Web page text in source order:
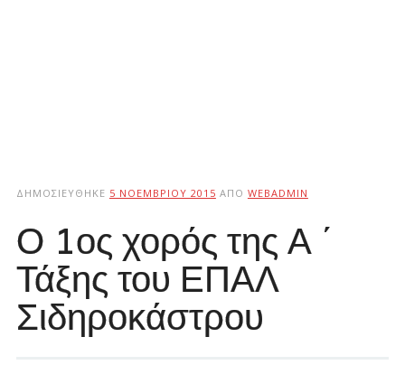
ΔΗΜΟΣΙΕΎΘΗΚΕ 5 ΝΟΕΜΒΡΊΟΥ 2015 ΑΠΌ WEBADMIN
Ο 1ος χορός της Α ΄
Τάξης του ΕΠΑΛ
Σιδηροκάστρου